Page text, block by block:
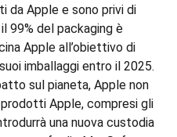
da Apple e sono privi di
99% del packaging è
Apple all’obiettivo di
imballaggi entro il 2025.
sul pianeta, Apple non
Apple, compresi gli
una nuova custodia